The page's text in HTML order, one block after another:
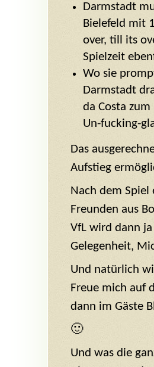
Darmstadt
Bielefeld mit
over, till its
Spielzeit
Wo sie
Darmstadt
da Costa
Un-fucking-
Das
Aufstieg
Nach dem
Freunden aus
VfL wird dann
Gelegenheit,
Und natürlich
Freue mich auf
dann im Gäste
🙂
Und was die